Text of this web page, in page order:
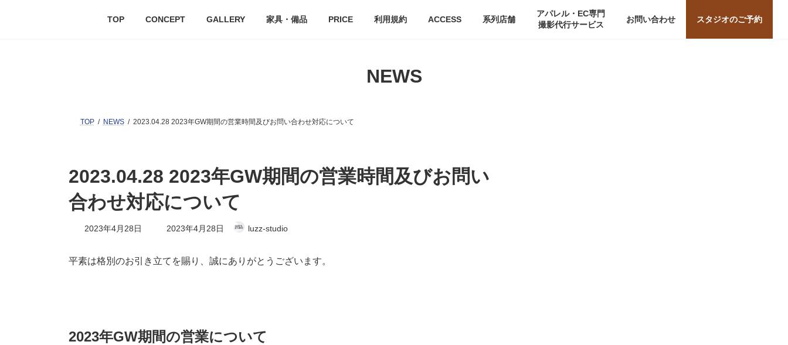
TOP CONCEPT GALLERY 家具・備品 PRICE 利用規約 ACCESS 系列店舗
アパレル・EC専門
撮影代行サービス
お問い合わせ スタジオのご予約
NEWS
TOP NEWS 2023.04.28 2023年GW期間の営業時間及びお問い合わせ対応について
2023.04.28 2023年GW期間の営業時間及びお問い
合わせ対応について
2023年4月28日 2023年4月28日 luzz-studio
平素は格別のお引き立てを賜り、誠にありがとうございます。
2023年GW期間の営業について